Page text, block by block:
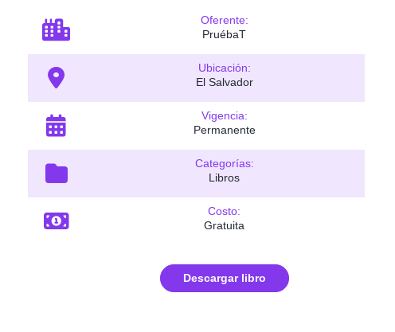
Oferente:
PruébaT
Ubicación:
El Salvador
Vigencia:
Permanente
Categorías:
Libros
Costo:
Gratuita
Descargar libro